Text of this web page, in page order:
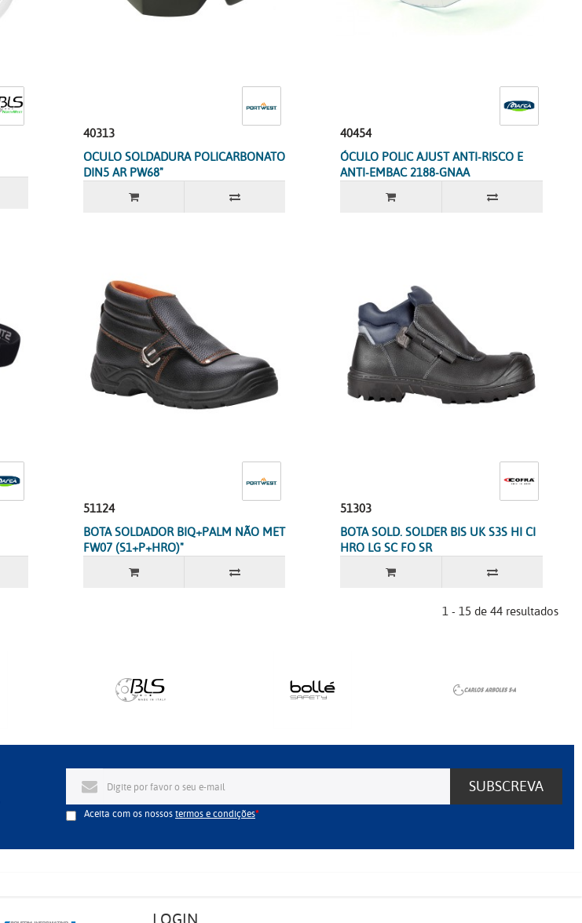
40313
OCULO SOLDADURA POLICARBONATO
DIN5 AR PW68"
40454
ÓCULO POLIC AJUST ANTI-RISCO E
ANTI-EMBAC 2188-GNAA
51124
BOTA SOLDADOR BIQ+PALM NÃO MET
FW07 (S1+P+HRO)"
51303
BOTA SOLD. SOLDER BIS UK S3S HI CI
HRO LG SC FO SR
1 - 15 de 44 resultados
SUBSCREVA
Aceita com os nossostermos e condições